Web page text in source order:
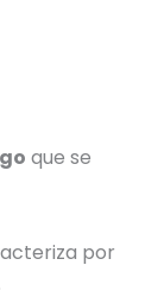
que se
por